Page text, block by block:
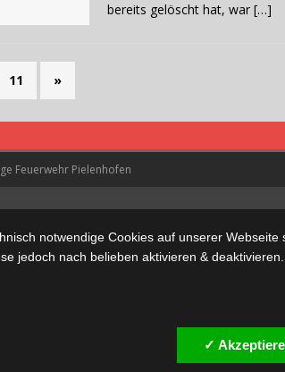
bereits gelöscht hat, war […]
11 »
Feuerwehr Pielenhofen
notwendige Cookies auf unserer
jedoch nach belieben aktivieren &
✓